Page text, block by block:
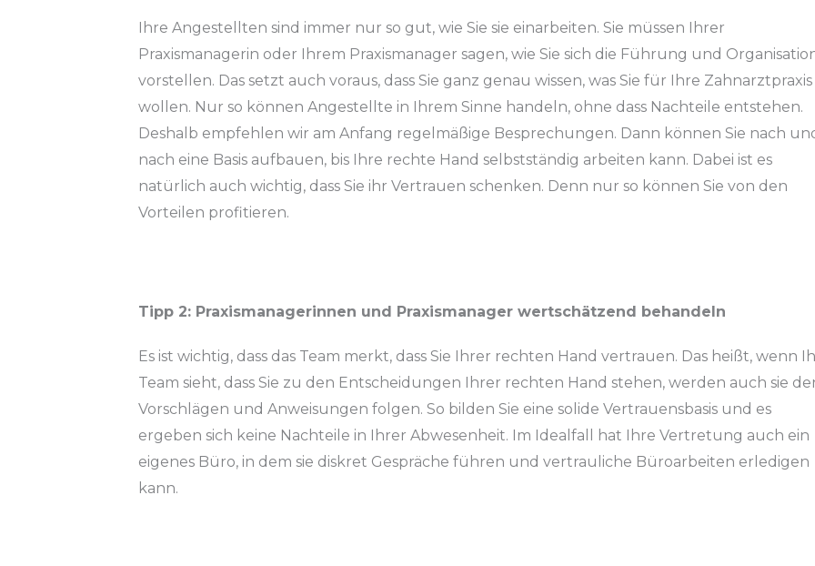
Ihre Angestellten sind immer nur so gut, wie Sie sie einarbeiten. Sie müssen Ihrer
Praxismanagerin oder Ihrem Praxismanager sagen, wie Sie sich die Führung und
vorstellen. Das setzt auch voraus, dass Sie ganz genau wissen, was Sie für Ihre Zahnarztpraxis
wollen. Nur so können Angestellte in Ihrem Sinne handeln, ohne dass Nachteile entstehen.
Deshalb empfehlen wir am Anfang regelmäßige Besprechungen. Dann können Sie nach
nach eine Basis aufbauen, bis Ihre rechte Hand selbstständig arbeiten kann. Dabei ist es
natürlich auch wichtig, dass Sie ihr Vertrauen schenken. Denn nur so können Sie von den
Vorteilen profitieren.
Tipp 2: Praxismanagerinnen und Praxismanager wertschätzend behandeln
Es ist wichtig, dass das Team merkt, dass Sie Ihrer rechten Hand vertrauen. Das heißt, wenn
Team sieht, dass Sie zu den Entscheidungen Ihrer rechten Hand stehen, werden auch sie
Vorschlägen und Anweisungen folgen. So bilden Sie eine solide Vertrauensbasis und es
ergeben sich keine Nachteile in Ihrer Abwesenheit. Im Idealfall hat Ihre Vertretung auch ein
eigenes Büro, in dem sie diskret Gespräche führen und vertrauliche Büroarbeiten erledigen
kann.